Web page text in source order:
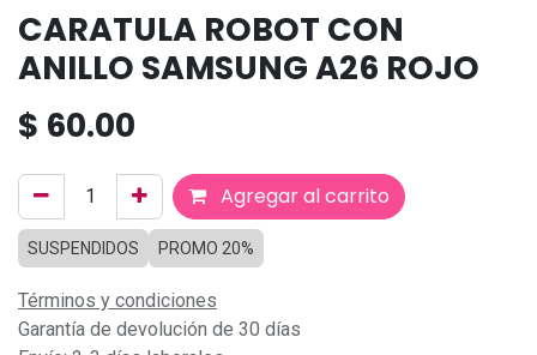
CARATULA ROBOT CON
ANILLO SAMSUNG A26 ROJO
$ 60.00
Agregar al carrito
SUSPENDIDOS PROMO 20%
Términos y condiciones
Garantía de devolución de 30 días